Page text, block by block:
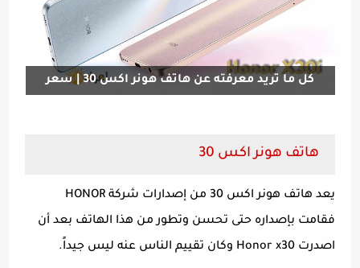
كل ما تريد معرفته عن هاتف هونر اكس 30 | سعر
هاتف هونر اكس 30
يعد هاتف هونر اكس 30 من إصدارات شركة HONOR
فقامت بإصداره حتى تحسن وتطور من هذا الهاتف بعد أن
اصدرت Honor x30 وكان تقييم الناس عنه ليس جيداً.